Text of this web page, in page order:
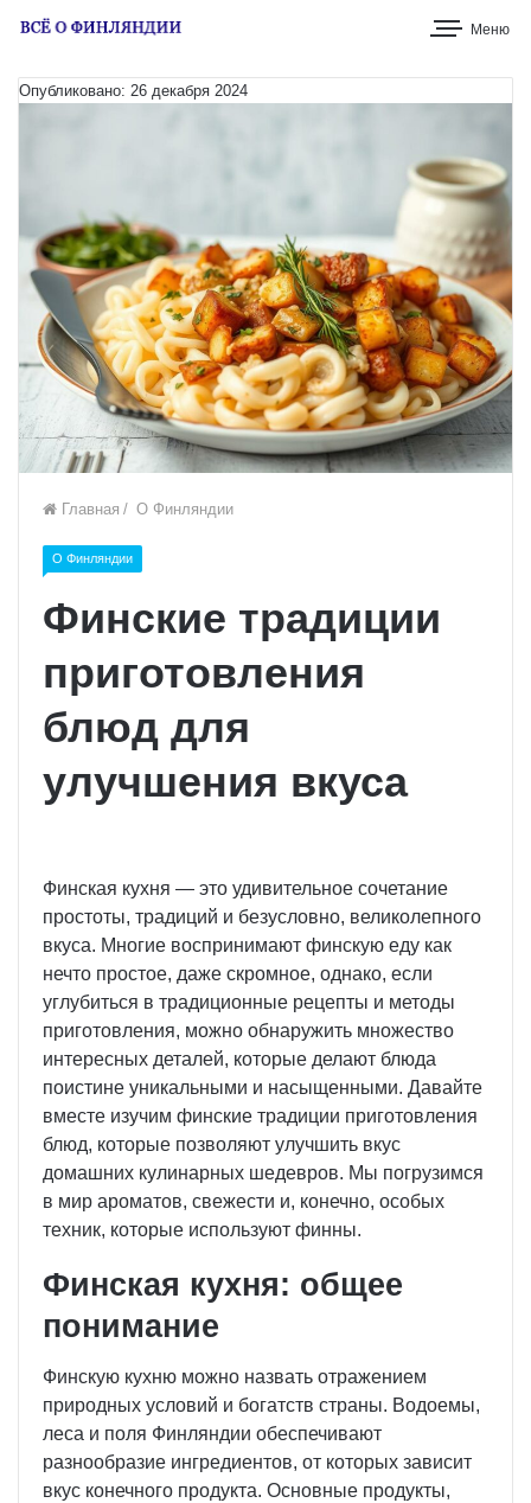
Меню
Опубликовано: 26 декабря 2024
Главная / О Финляндии
О Финляндии
Финские традиции
приготовления
блюд для
улучшения вкуса
Финская кухня — это удивительное сочетание
простоты, традиций и безусловно, великолепного
вкуса. Многие воспринимают финскую еду как
нечто простое, даже скромное, однако, если
углубиться в традиционные рецепты и методы
приготовления, можно обнаружить множество
интересных деталей, которые делают блюда
поистине уникальными и насыщенными. Давайте
вместе изучим финские традиции приготовления
блюд, которые позволяют улучшить вкус
домашних кулинарных шедевров. Мы погрузимся
в мир ароматов, свежести и, конечно, особых
техник, которые используют финны.
Финская кухня: общее
понимание
Финскую кухню можно назвать отражением
природных условий и богатств страны. Водоемы,
леса и поля Финляндии обеспечивают
разнообразие ингредиентов, от которых зависит
вкус конечного продукта. Основные продукты,